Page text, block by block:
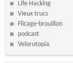
Life Hacking
Vieux trucs
Flicage-brouillon
podcast
Velorutopia